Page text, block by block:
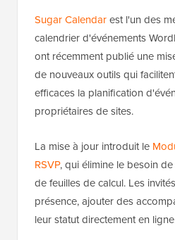
Sugar Calendarest l'un des
calendrier d'événements
ont récemment publié une
de nouveaux outils qui
efficaces la planification
propriétaires de sites.
La mise à jour introduit le
RSVP, qui élimine le besoin
de feuilles de calcul. Les
présence, ajouter des
leur statut directement en